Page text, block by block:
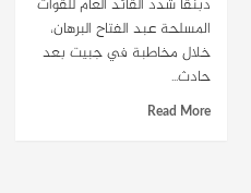
المسلحة عبد الفتاح البرهان،
خلال مخاطبة في جبيت بعد
حادث...
Read More